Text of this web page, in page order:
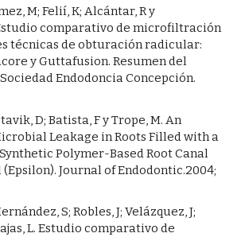
M; Felií, K; Alcántar, R y
comparativo de microfiltración
técnicas de obturación radicular:
y Guttafusion. Resumen del
Endodoncia Concepción.
D; Batista, F y Trope, M. An
Leakage in Roots Filled with a
Polymer-Based Root Canal
Journal of Endodontic.2004;
S; Robles, J; Velázquez, J;
L. Estudio comparativo de